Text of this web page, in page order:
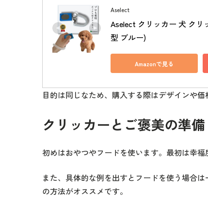
Aselect
Aselect クリッカー 犬 クリ
型 ブルー)
Amazonで見る
目的は同じなため、購入する際はデザインや価
クリッカーとご褒美の準備
初めはおやつやフードを使います。最初は幸
また、具体的な例を出すとフードを使う場合
の方法がオススメです。